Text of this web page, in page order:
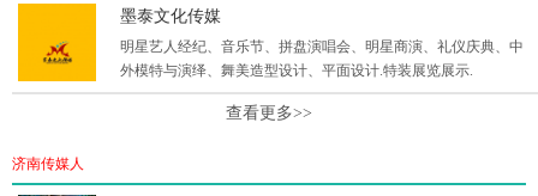
区域，覆盖山东17地市，辐射河北、江苏、山西等周边省份,专注
各类会议会展及上演路演等各类活动的策划执行;整合地区优质行
业资源,以卓越高效的执行力和严谨的管理理念为客户提供专业服
务。
墨泰文化传媒
明星艺人经纪、音乐节、拼盘演唱会、明星商演、礼仪庆典、中
外模特与演绎、舞美造型设计、平面设计.特装展览展示.
查看更多>>
济南传媒人